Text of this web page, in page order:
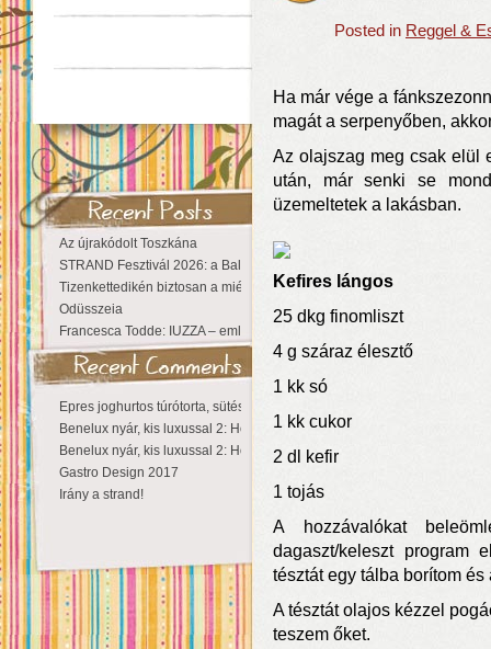
Az újrakódolt Toszkána
STRAND Fesztivál 2026: a Balaton partján a nyár még tart!
Tizenkettedikén biztosan a miénk a Sziget!
Odüsszeia
Francesca Todde: IUZZA – emlékezet, táj és irodalom találkozása a Mai
Epres joghurtos túrótorta, sütés nélkül
Benelux nyár, kis luxussal 2: Hollandia
Benelux nyár, kis luxussal 2: Hollandia
Gastro Design 2017
Irány a strand!
Posted in Reggel &
Ha már vége a
magát a serpenyőben,
Az olajszag meg csak elül
után, már senki se
üzemeltetek a lakásban.
Kefires lángos
25 dkg finomliszt
4 g száraz élesztő
1 kk só
1 kk cukor
2 dl kefir
1 tojás
A hozzávalókat
dagaszt/keleszt program
tésztát egy tálba borítom
A tésztát olajos kézzel
teszem őket.